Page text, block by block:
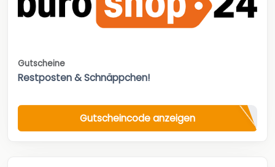
Gutscheine
Restposten & Schnäppchen!
Gutscheincode anzeigen